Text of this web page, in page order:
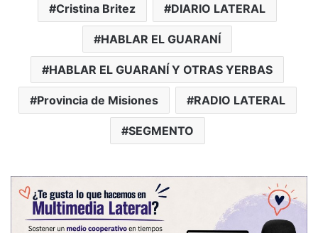
Cristina Britez DIARIO LATERAL
HABLAR EL GUARANÍ
HABLAR EL GUARANÍ Y OTRAS YERBAS
Provincia de Misiones RADIO LATERAL
SEGMENTO